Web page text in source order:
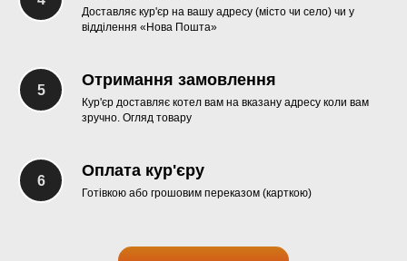
Доставляє кур'єр на вашу адресу (місто чи село) чи у
відділення «Нова Пошта»
Отримання замовлення
Кур'єр доставляє котел вам на вказану адресу коли вам
зручно. Огляд товару
Оплата кур'єру
Готівкою або грошовим переказом (карткою)